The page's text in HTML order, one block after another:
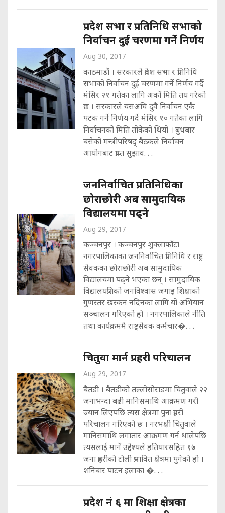
प्रदेश सभा र प्रतिनिधि सभाको
निर्वाचन दुई चरणमा गर्ने निर्णय
Aug 30, 2017
काठमाडौं । सरकारले प्रदेश सभा र प्रतिनिधि
सभाको निर्वाचन दुई चरणमा गर्ने निर्णय गर्दै
मंसिर २१ गतेका लागि अर्को मिति तय गरेको
छ । सरकारले यसअघि दुवै निर्वाचन एकै
पटक गर्ने निर्णय गर्दै मंसिर १० गतेका लागि
निर्वाचनको मिति तोकेको थियो । बुधबार
बसेको मन्त्रीपरिषद् बैठकले निर्वाचन
आयोगबाट प्राप्त सुझाव. . .
जननिर्वाचित प्रतिनिधिका
छोराछोरी अब सामुदायिक
विद्यालयमा पढ्ने
Aug 29, 2017
कञ्चनपुर । कञ्चनपुर शुक्लाफाँटा
नगरपालिकाका जननिर्वाचित प्रतिनिधि र राष्ट्र
सेवकका छोराछोरी अब सामुदायिक
विद्यालयमा पढ्ने भएका छन् । सामुदायिक
विद्यालयप्रतिको जनविश्वास जगाइ शिक्षाको
गुणस्तर खस्कन नदिनका लागि यो अभियान
सञ्चालन गरिएको हो । नगरपालिकाले नीति
तथा कार्यक्रममै राष्ट्रसेवक कर्मचार�. . .
चितुवा मार्न प्रहरी परिचालन
Aug 29, 2017
बैतडी । बैतडीको तल्लोसोराडमा चितुवाले २२
जनाभन्दा बढी मानिसमाथि आक्रमण गरी
ज्यान लिएपछि त्यस क्षेत्रमा पुनः प्रहरी
परिचालन गरिएको छ । नरभक्षी चितुवाले
मानिसमाथि लगातार आक्रमण गर्न थालेपछि
त्यसलाई मार्ने उद्देश्यले हतियारसहित १७
जना प्रहरीको टोली प्रभावित क्षेत्रमा पुगेको हो ।
शनिबार पाटन इलाका �. . .
प्रदेश नं ६ मा शिक्षा क्षेत्रका